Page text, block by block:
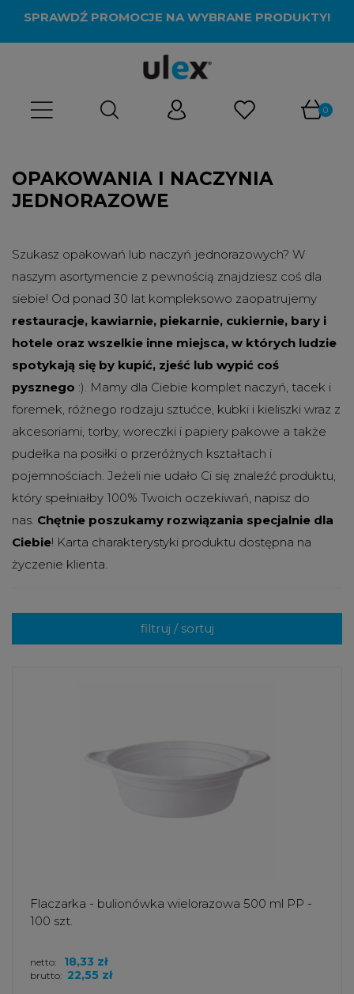
SPRAWDŹ PROMOCJE NA WYBRANE PRODUKTY!
OPAKOWANIA I NACZYNIA
JEDNORAZOWE
Szukasz opakowań lub naczyń jednorazowych? W
naszym asortymencie z pewnością znajdziesz coś dla
siebie! Od ponad 30 lat kompleksowo zaopatrujemy
restauracje, kawiarnie, piekarnie, cukiernie, bary i
hotele oraz wszelkie inne miejsca, w których ludzie
spotykają się by kupić, zjeść lub wypić coś
pysznego :). Mamy dla Ciebie komplet naczyń, tacek i
foremek, różnego rodzaju sztućce, kubki i kieliszki wraz z
akcesoriami, torby, woreczki i papiery pakowe a także
pudełka na posiłki o przeróżnych kształtach i
pojemnościach. Jeżeli nie udało Ci się znaleźć produktu,
który spełniałby 100% Twoich oczekiwań, napisz do
nas. Chętnie poszukamy rozwiązania specjalnie dla
Ciebie! Karta charakterystyki produktu dostępna na
życzenie klienta.
filtruj / sortuj
Flaczarka - bulionówka wielorazowa 500 ml PP -
100 szt.
brutto: 22,55 zł
netto: 18,33 zł